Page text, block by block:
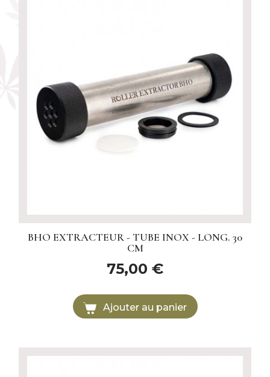
BHO EXTRACTEUR - TUBE INOX - LONG. 30
CM
75,00 €
Ajouter au panier